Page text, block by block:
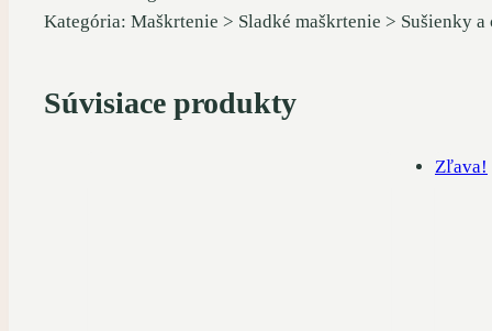
Kategória: Maškrtenie > Sladké maškrtenie > Sušienky a
Súvisiace produkty
Zľava!